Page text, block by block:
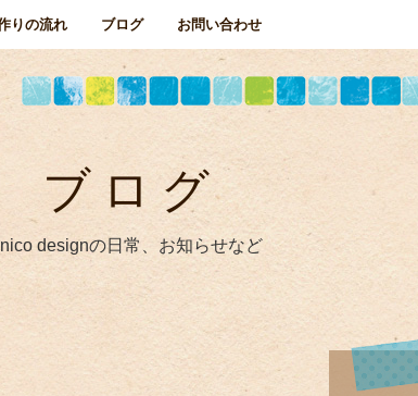
りの流れ ブログ お問い合わせ
ブログ
nico designの日常、お知らせなど